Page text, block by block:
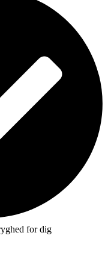
for dig